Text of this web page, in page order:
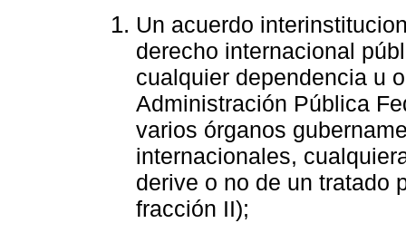
Un acuerdo
derecho internacional
cualquier dependencia u
Administración Pública
varios órganos
internacionales,
derive o no de un tratado
fracción II);